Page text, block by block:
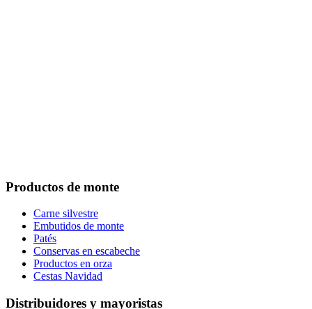
Footer
Productos de monte
Carne silvestre
Embutidos de monte
Patés
Conservas en escabeche
Productos en orza
Cestas Navidad
Distribuidores y mayoristas